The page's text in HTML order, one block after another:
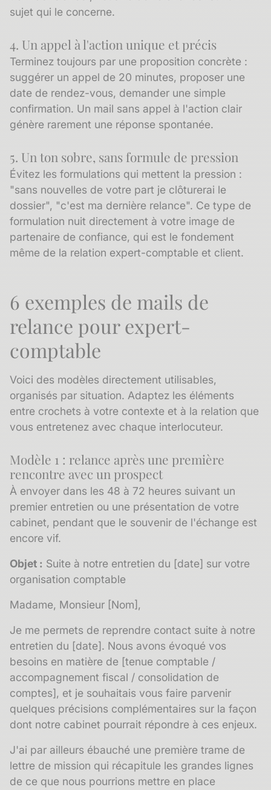
sujet qui le concerne.
4. Un appel à l'action unique et précis
Terminez toujours par une proposition concrète :
suggérer un appel de 20 minutes, proposer une
date de rendez-vous, demander une simple
confirmation. Un mail sans appel à l'action clair
génère rarement une réponse spontanée.
5. Un ton sobre, sans formule de pression
Évitez les formulations qui mettent la pression :
"sans nouvelles de votre part je clôturerai le
dossier", "c'est ma dernière relance". Ce type de
formulation nuit directement à votre image de
partenaire de confiance, qui est le fondement
même de la relation expert-comptable et client.
6 exemples de mails de
relance pour expert-
comptable
Voici des modèles directement utilisables,
organisés par situation. Adaptez les éléments
entre crochets à votre contexte et à la relation que
vous entretenez avec chaque interlocuteur.
Modèle 1 : relance après une première
rencontre avec un prospect
À envoyer dans les 48 à 72 heures suivant un
premier entretien ou une présentation de votre
cabinet, pendant que le souvenir de l'échange est
encore vif.
Objet : Suite à notre entretien du [date] sur votre
organisation comptable
Madame, Monsieur [Nom],
Je me permets de reprendre contact suite à notre
entretien du [date]. Nous avons évoqué vos
besoins en matière de [tenue comptable /
accompagnement fiscal / consolidation de
comptes], et je souhaitais vous faire parvenir
quelques précisions complémentaires sur la façon
dont notre cabinet pourrait répondre à ces enjeux.
J'ai par ailleurs ébauché une première trame de
lettre de mission qui récapitule les grandes lignes
de ce que nous pourrions mettre en place